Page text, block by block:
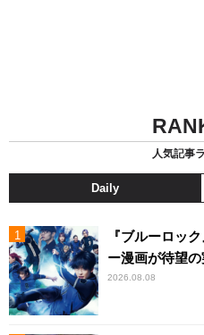
人気記事
Daily
『ブルーロッ
ー漫画が待望
2026.08.08